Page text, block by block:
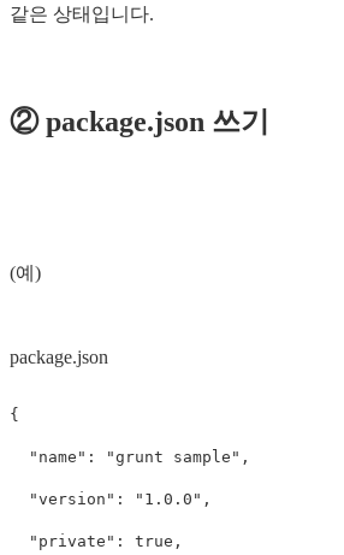
같은 상태입니다.
② package.json 쓰기
(예)
package.json
{
"name" : "grunt sample" ,
"version" : "1.0.0" ,
"private" : true ,